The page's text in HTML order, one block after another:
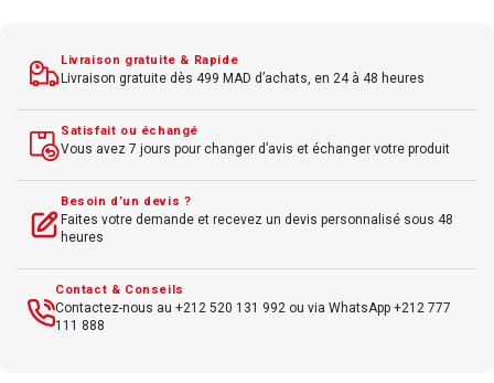
Livraison gratuite & Rapide
Livraison gratuite dès 499 MAD d’achats, en 24 à 48 heures
Satisfait ou échangé
Vous avez 7 jours pour changer d’avis et échanger votre produit
Besoin d’un devis ?
Faites votre demande et recevez un devis personnalisé sous 48
heures
Contact & Conseils
Contactez-nous au +212 520 131 992 ou via WhatsApp +212 777
111 888